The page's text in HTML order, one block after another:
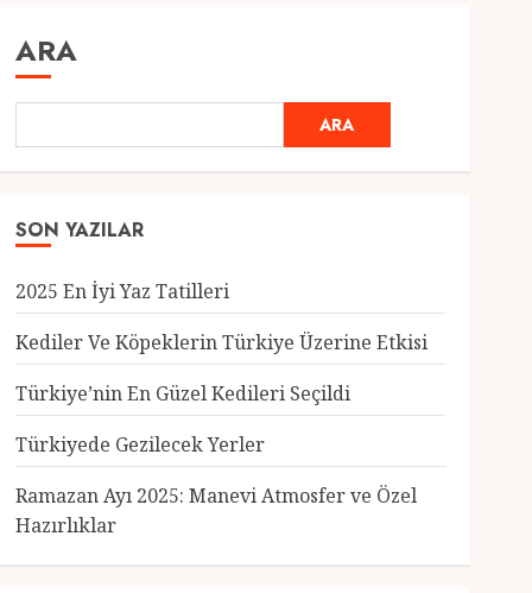
ARA
ARA
SON YAZILAR
2025 En İyi Yaz Tatilleri
Kediler Ve Köpeklerin Türkiye Üzerine Etkisi
Türkiye’nin En Güzel Kedileri Seçildi
Türkiyede Gezilecek Yerler
Ramazan Ayı 2025: Manevi Atmosfer ve Özel
Hazırlıklar
3
Genel
Türkiye’nin En Güzel
Kedileri Seçildi